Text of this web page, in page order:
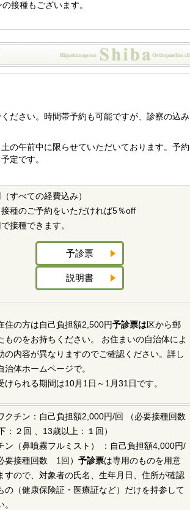
接種もございます。
ださい。時間帯予約も可能ですが、診察の込み
の午前中に限らせていただいております。予約
定です。
すべての経費込み）
種のご予約をいただければ5％off
接種できます。
予診票
説明書
住の方は自己負担額2,500円予診票は区から郵
ものをお持ちください。 お住まいの自治体によ
の内容が異なりますのでご確認ください。詳し
治体ホームページで。
けられる期間は10月1日～1月31日です。
クチン：自己負担額2,000円/回 （必要接種回数
：２回 、13歳以上：１回）
ン（鼻噴霧フルミスト） ：自己負担額4,000円/
接種回数 1回） 予診票は専用のものを用意
すので、対象者の氏名、生年月日、住所が確認
の（健康保険証・医療証など）だけを持参して